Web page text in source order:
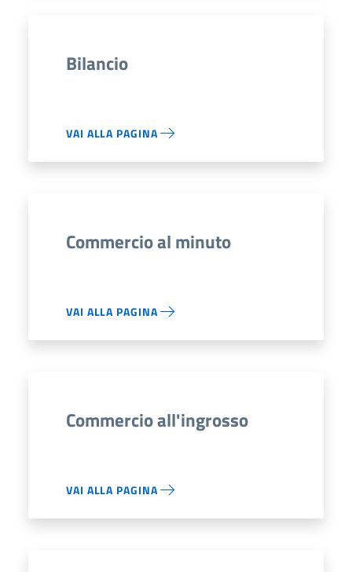
Bilancio
VAI ALLA PAGINA
Commercio al minuto
VAI ALLA PAGINA
Commercio all'ingrosso
VAI ALLA PAGINA